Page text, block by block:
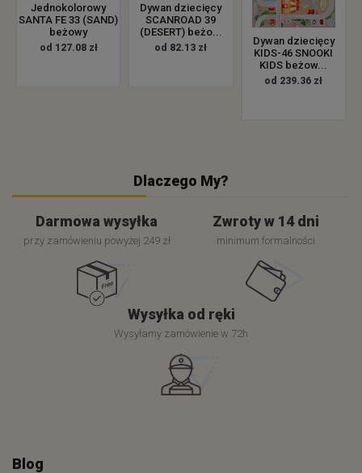
Jednokolorowy
SANTA FE 33 (SAND)
beżowy
od 127.08 zł
Dywan dziecięcy
SCANROAD 39
(DESERT) beżo...
od 82.13 zł
Dywan dziecięcy
KIDS-46 SNOOKI
KIDS beżow...
od 239.36 zł
Dlaczego My?
Darmowa wysyłka
przy zamówieniu powyżej 249 zł
Zwroty w 14 dni
minimum formalności
Wysyłka od ręki
Wysyłamy zamówienie w 72h
Blog